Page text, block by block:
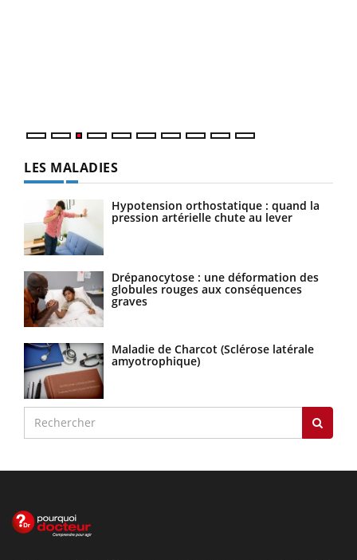
LES MALADIES
Hypotension orthostatique : quand la
pression artérielle chute au lever
Drépanocytose : une déformation des
globules rouges aux conséquences
graves
Maladie de Charcot (Sclérose latérale
amyotrophique)